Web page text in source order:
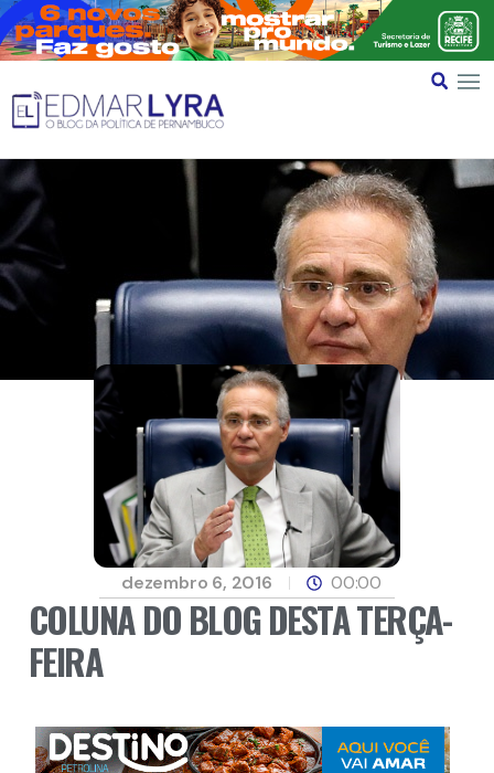
dezembro 6, 2016 00:00
COLUNA DO BLOG DESTA TERÇA-
FEIRA